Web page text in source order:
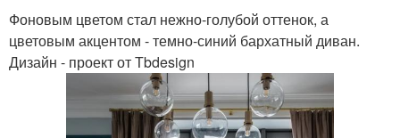
Фоновым цветом стал нежно-голубой оттенок, а
цветовым акцентом - темно-синий бархатный диван.
Дизайн - проект от Тbdesign